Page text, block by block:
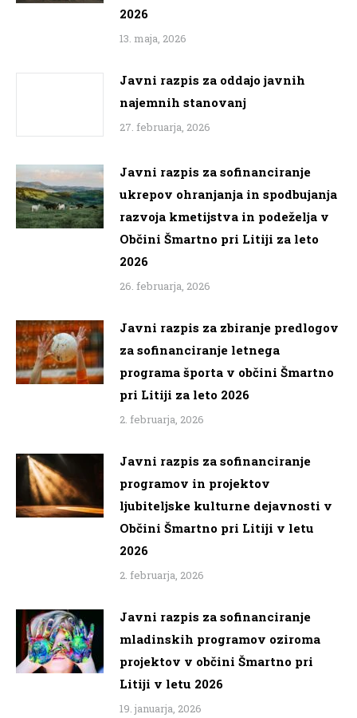
2026
13. maja, 2026
Javni razpis za oddajo javnih
najemnih stanovanj
27. februarja, 2026
Javni razpis za sofinanciranje
ukrepov ohranjanja in spodbujanja
razvoja kmetijstva in podeželja v
Občini Šmartno pri Litiji za leto
2026
26. februarja, 2026
Javni razpis za zbiranje predlogov
za sofinanciranje letnega
programa športa v občini Šmartno
pri Litiji za leto 2026
2. februarja, 2026
Javni razpis za sofinanciranje
programov in projektov
ljubiteljske kulturne dejavnosti v
Občini Šmartno pri Litiji v letu
2026
2. februarja, 2026
Javni razpis za sofinanciranje
mladinskih programov oziroma
projektov v občini Šmartno pri
Litiji v letu 2026
19. januarja, 2026